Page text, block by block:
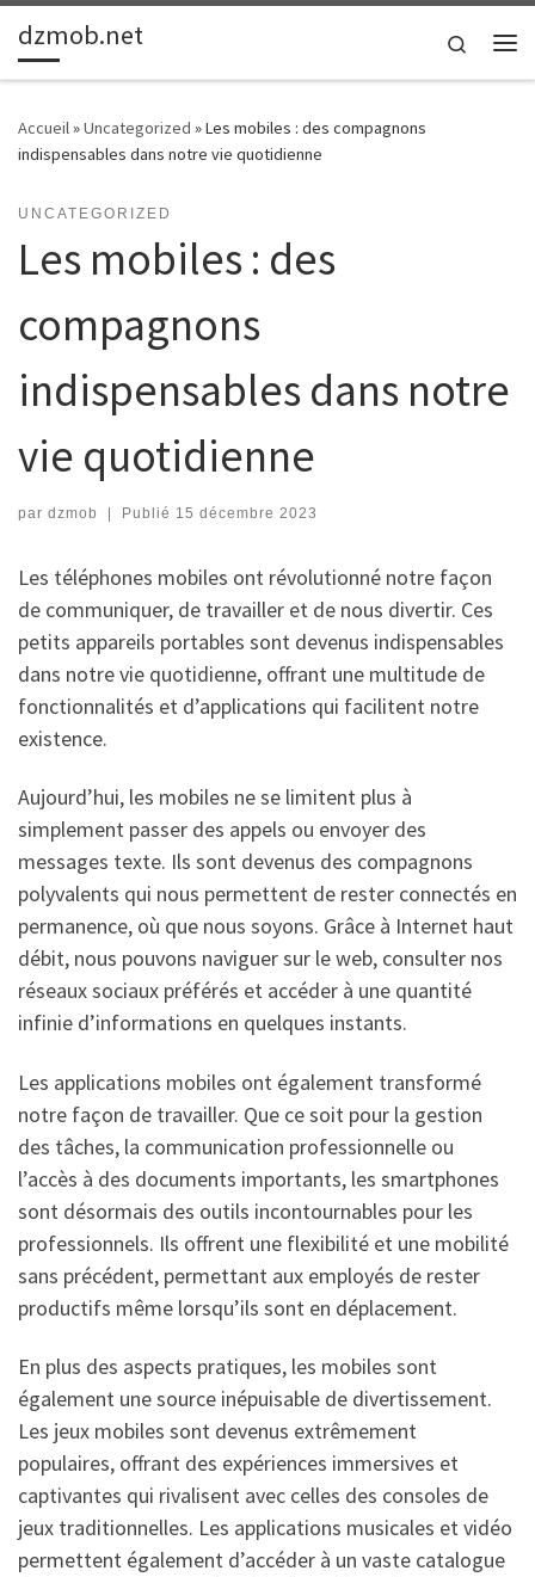
Passer au contenu
dzmob.net
Search
Accueil»Uncategorized »Les mobiles : des compagnons
indispensables dans notre vie quotidienne
UNCATEGORIZED
Les mobiles : des
compagnons
indispensables dans notre
vie quotidienne
par dzmob | Publié 15 décembre 2023
Les téléphones mobiles ont révolutionné notre façon
de communiquer, de travailler et de nous divertir. Ces
petits appareils portables sont devenus indispensables
dans notre vie quotidienne, offrant une multitude de
fonctionnalités et d’applications qui facilitent notre
existence.
Aujourd’hui, les mobiles ne se limitent plus à
simplement passer des appels ou envoyer des
messages texte. Ils sont devenus des compagnons
polyvalents qui nous permettent de rester connectés en
permanence, où que nous soyons. Grâce à Internet haut
débit, nous pouvons naviguer sur le web, consulter nos
réseaux sociaux préférés et accéder à une quantité
infinie d’informations en quelques instants.
Les applications mobiles ont également transformé
notre façon de travailler. Que ce soit pour la gestion
des tâches, la communication professionnelle ou
l’accès à des documents importants, les smartphones
sont désormais des outils incontournables pour les
professionnels. Ils offrent une flexibilité et une mobilité
sans précédent, permettant aux employés de rester
productifs même lorsqu’ils sont en déplacement.
En plus des aspects pratiques, les mobiles sont
également une source inépuisable de divertissement.
Les jeux mobiles sont devenus extrêmement
populaires, offrant des expériences immersives et
captivantes qui rivalisent avec celles des consoles de
jeux traditionnelles. Les applications musicales et vidéo
permettent également d’accéder à un vaste catalogue